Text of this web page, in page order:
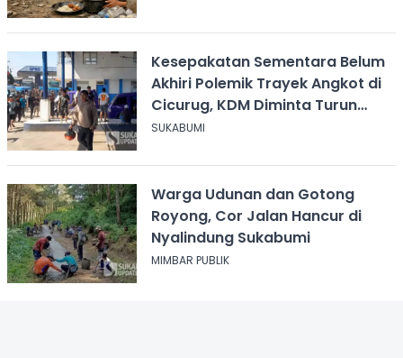
Kesepakatan Sementara Belum
Akhiri Polemik Trayek Angkot di
Cicurug, KDM Diminta Turun
Tangan
SUKABUMI
Warga Udunan dan Gotong
Royong, Cor Jalan Hancur di
Nyalindung Sukabumi
MIMBAR PUBLIK